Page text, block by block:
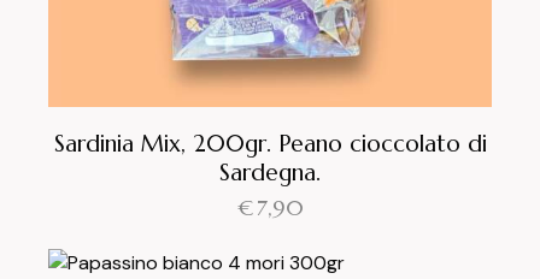
Sardinia Mix, 200gr. Peano cioccolato di
Sardegna.
€7,90